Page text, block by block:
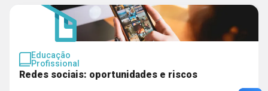
Educação
Profissional
Redes sociais: oportunidades e riscos